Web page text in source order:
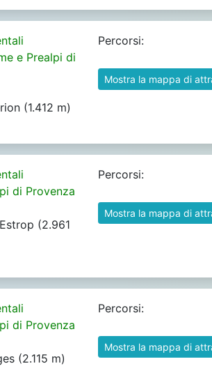
e Prealpi di
(1.412 m)
Percorsi:
Mostra la mappa di
di Provenza
(2.961
Percorsi:
Mostra la mappa di
di Provenza
(2.115 m)
Percorsi:
Mostra la mappa di